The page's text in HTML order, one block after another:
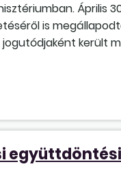
Április
is
került